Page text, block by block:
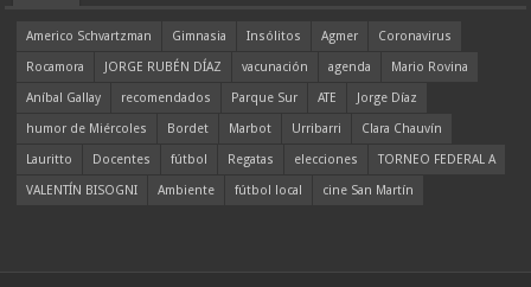
Americo Schvartzman Gimnasia Insólitos Agmer
Coronavirus
Rocamora
JORGE RUBÉN DÍAZ vacunación agenda
Mario Rovina
Aníbal Gallay
recomendados Parque Sur ATE
Jorge Díaz
humor de Miércoles
Bordet Marbot Urribarri
Clara Chauvín
Lauritto
Docentes fútbol Regatas elecciones
TORNEO FEDERAL A
VALENTÍN BISOGNI
Ambiente fútbol local cine San Martín